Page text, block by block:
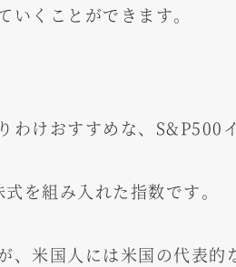
くことができます。
けおすすめな、S&P500
を組み入れた指数です。
米国人には米国の代表的